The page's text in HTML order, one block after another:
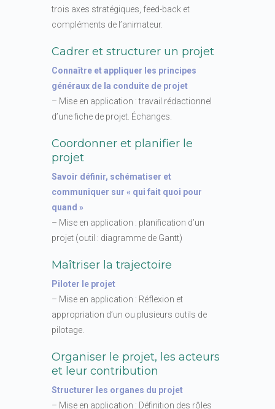
trois axes stratégiques, feed-back et
compléments de l’animateur.
Cadrer et structurer un projet
Connaître et appliquer les principes
généraux de la conduite de projet
– Mise en application : travail rédactionnel
d’une fiche de projet. Échanges.
Coordonner et planifier le
projet
Savoir définir, schématiser et
communiquer sur « qui fait quoi pour
quand »
– Mise en application : planification d’un
projet (outil : diagramme de Gantt)
Maîtriser la trajectoire
Piloter le projet
– Mise en application : Réflexion et
appropriation d’un ou plusieurs outils de
pilotage.
Organiser le projet, les acteurs
et leur contribution
Structurer les organes du projet
– Mise en application : Définition des rôles